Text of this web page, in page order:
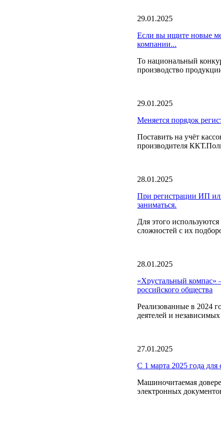
29.01.2025
Если вы ищите новые
компании...
То национальный
производство
29.01.2025
Меняется порядок
Поставить на учёт
производителя
28.01.2025
При регистрации ИП
заниматься.
Для этого
сложностей с их
28.01.2025
«Хрустальный компас»
российского общества
Реализованные в 2024
деятелей и
27.01.2025
С 1 марта 2025 года для
Машиночитаемая
электронных